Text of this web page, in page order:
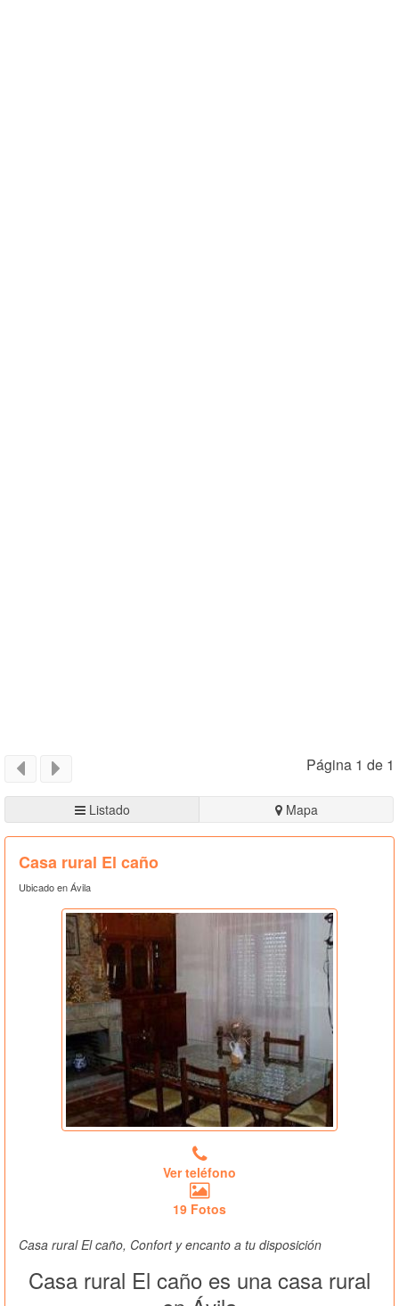
Página 1 de 1
Listado Mapa
Casa rural El caño
Ubicado en Ávila
Ver teléfono
19 Fotos
Casa rural El caño, Confort y encanto a tu disposición
Casa rural El caño es una casa rural